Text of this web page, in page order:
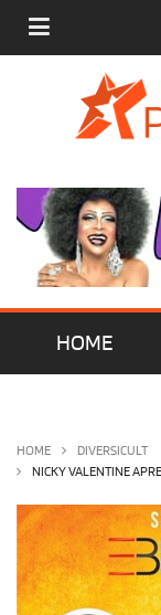
HOME
HOME DIVERSICULT
NICKY VALENTINE